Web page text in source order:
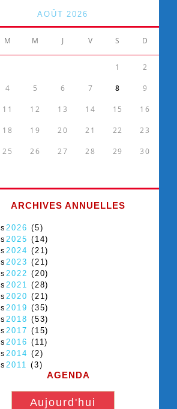
AOÛT 2026
M M J V S D
1 2
4 5 6 7 8 9
11 12 13 14 15 16
18 19 20 21 22 23
25 26 27 28 29 30
ARCHIVES ANNUELLES
2026 (5)
2025 (14)
2024 (21)
2023 (21)
2022 (20)
2021 (28)
2020 (21)
2019 (35)
2018 (53)
2017 (15)
2016 (11)
2014 (2)
2011 (3)
AGENDA
Aujourd'hui